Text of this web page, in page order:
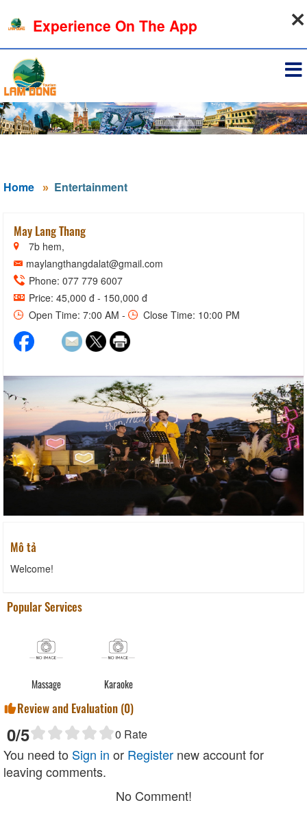
Home Entertainment
May Lang Thang
7b hem,
maylangthangdalat@gmail.com
Phone: 077 779 6007
Price: 45,000 đ - 150,000 đ
Open Time: 7:00 AM -
Close Time: 10:00 PM
Mô tả
Welcome!
Popular Services
Massage Karaoke
Review and Evaluation (0)
0/5 0 Rate
You need to Sign in or Register new account for
leaving comments.
No Comment!
Experience On The App